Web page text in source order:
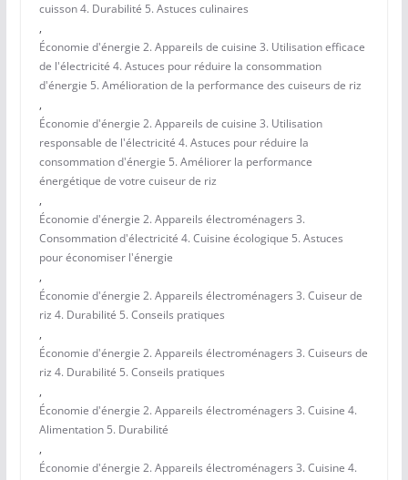
cuisson 4. Durabilité 5. Astuces culinaires
,
Économie d'énergie 2. Appareils de cuisine 3. Utilisation efficace
de l'électricité 4. Astuces pour réduire la consommation
d'énergie 5. Amélioration de la performance des cuiseurs de riz
,
Économie d'énergie 2. Appareils de cuisine 3. Utilisation
responsable de l'électricité 4. Astuces pour réduire la
consommation d'énergie 5. Améliorer la performance
énergétique de votre cuiseur de riz
,
Économie d'énergie 2. Appareils électroménagers 3.
Consommation d'électricité 4. Cuisine écologique 5. Astuces
pour économiser l'énergie
,
Économie d'énergie 2. Appareils électroménagers 3. Cuiseur de
riz 4. Durabilité 5. Conseils pratiques
,
Économie d'énergie 2. Appareils électroménagers 3. Cuiseurs de
riz 4. Durabilité 5. Conseils pratiques
,
Économie d'énergie 2. Appareils électroménagers 3. Cuisine 4.
Alimentation 5. Durabilité
,
Économie d'énergie 2. Appareils électroménagers 3. Cuisine 4.